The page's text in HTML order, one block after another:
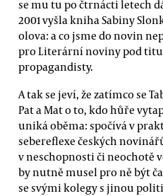
se mu tu po čtrnácti letech
2001 vyšla kniha Sabiny
olova: a co jsme do novin
pro Literární noviny pod
propagandisty.
A tak se jeví, že zatímco se
Pat a Mat o to, kdo hůře
uniká oběma: spočívá v
sebereflexe českých
v neschopnosti či neochotě
by nutně musel pro ně být
se svými kolegy s jinou